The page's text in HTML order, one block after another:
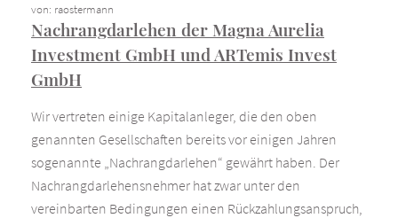
von: raostermann
Nachrangdarlehen der Magna Aurelia
Investment GmbH und ARTemis Invest
GmbH
Wir vertreten einige Kapitalanleger, die den oben
genannten Gesellschaften bereits vor einigen Jahren
sogenannte „Nachrangdarlehen“ gewährt haben. Der
Nachrangdarlehensnehmer hat zwar unter den
vereinbarten Bedingungen einen Rückzahlungsanspruch,